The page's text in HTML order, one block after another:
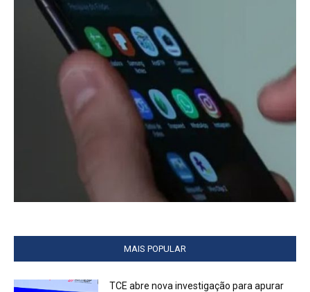
MAIS POPULAR
TCE abre nova investigação para apurar